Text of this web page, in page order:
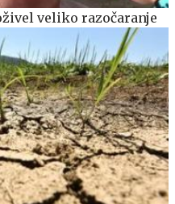
veliko razočaranje